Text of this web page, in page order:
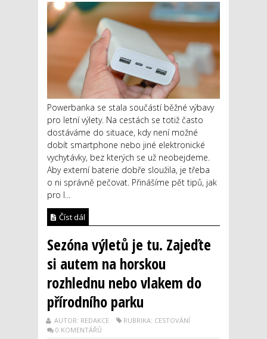
Powerbanka se stala součástí běžné výbavy
pro letní výlety. Na cestách se totiž často
dostáváme do situace, kdy není možné
dobít smartphone nebo jiné elektronické
vychytávky, bez kterých se už neobejdeme.
Aby externí baterie dobře sloužila, je třeba
o ni správně pečovat. Přinášíme pět tipů, jak
pro l...
Číst dál
Sezóna výletů je tu. Zajeďte
si autem na horskou
rozhlednu nebo vlakem do
přírodního parku
AUTOR: REDAKCE
RUBRIKA: CESTOVÁNÍ
0 KOMENTÁŘŮ